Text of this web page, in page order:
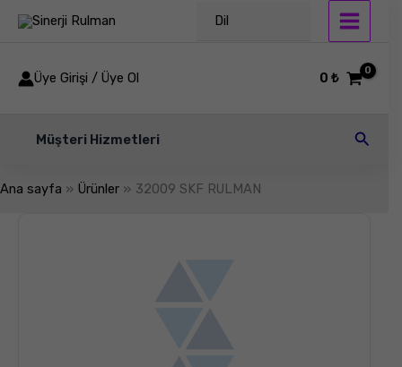
atla
Dil
Üye Girişi / Üye Ol 0₺
Müşteri Hizmetleri Arama
Ana sayfa Ürünler 32009 SKF RULMAN